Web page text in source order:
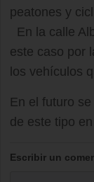
peatones y
En la calle
este caso por
los vehículos
En el futuro
de este tipo
Escribir un